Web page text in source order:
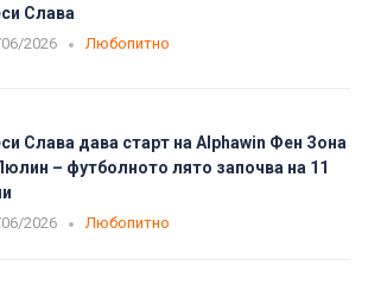
Слава
2026 Любопитно
Слава дава старт на Alphawin Фен Зона
– футболното лято започва на 11
2026 Любопитно